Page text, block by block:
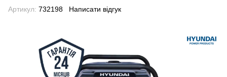
Артикул: 732198 Написати відгук